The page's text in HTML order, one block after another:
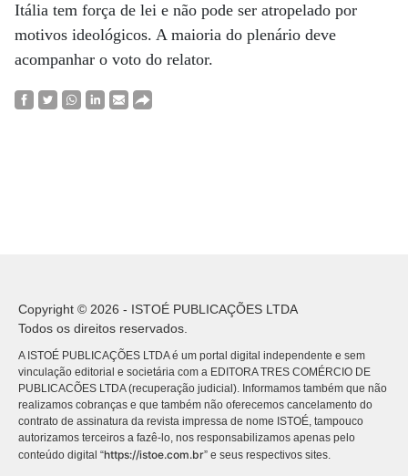
Itália tem força de lei e não pode ser atropelado por
motivos ideológicos. A maioria do plenário deve
acompanhar o voto do relator.
Copyright © 2026 - ISTOÉ PUBLICAÇÕES LTDA
Todos os direitos reservados.
A ISTOÉ PUBLICAÇÕES LTDA é um portal digital independente e sem
vinculação editorial e societária com a EDITORA TRES COMÉRCIO DE
PUBLICACÕES LTDA (recuperação judicial). Informamos também que não
realizamos cobranças e que também não oferecemos cancelamento do
contrato de assinatura da revista impressa de nome ISTOÉ, tampouco
autorizamos terceiros a fazê-lo, nos responsabilizamos apenas pelo
conteúdo digital “https://istoe.com.br” e seus respectivos sites.